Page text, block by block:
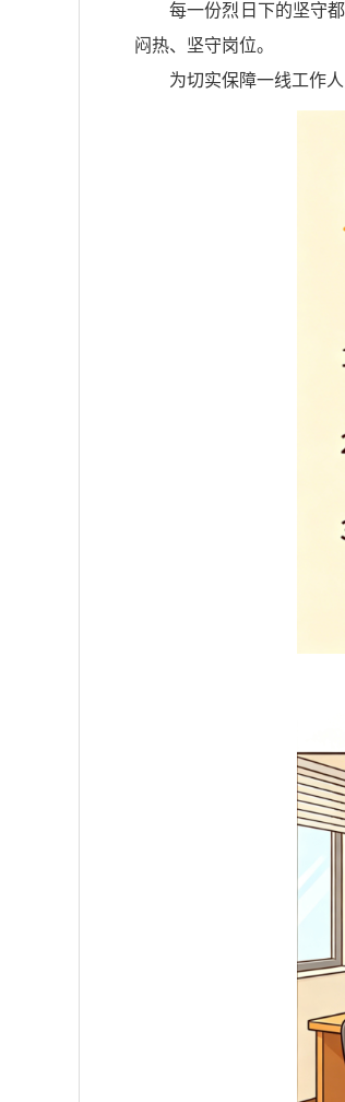
每一份烈日下的坚守
闷热、坚守岗位。
为切实保障一线工作